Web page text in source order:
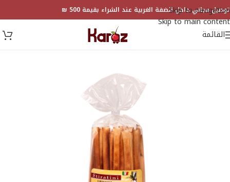
Skip to navigation
Skip to main content
توصيل مجاني داخل الضفة الغربية عند الشراء بقيمة 500 ₪
القائمة